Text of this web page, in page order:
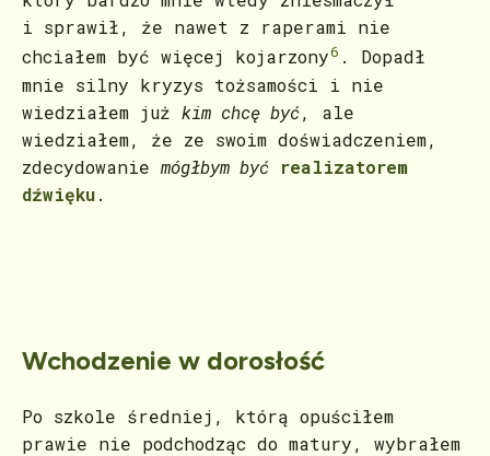
i sprawił, że nawet z raperami nie
chciałem być więcej kojarzony6 . Dopadł
mnie silny kryzys tożsamości i nie
wiedziałem już kim chcę być, ale
wiedziałem, że ze swoim doświadczeniem,
zdecydowanie mógłbym być realizatorem
dźwięku.
Wchodzenie w dorosłość
Po szkole średniej, którą opuściłem
prawie nie podchodząc do matury, wybrałem